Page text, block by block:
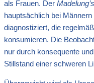
als Frauen. Der
hauptsächlich bei
diagnostiziert, die
konsumieren. Die
nur durch konsequente
Stillstand einer schweren